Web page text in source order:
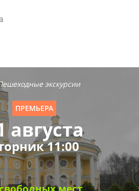
экскурсии
ПРЕМЬЕРА
августа
11:00